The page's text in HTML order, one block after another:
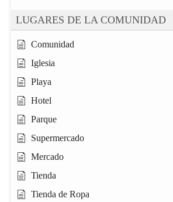
LUGARES DE LA COMUNIDAD
Comunidad
Iglesia
Playa
Hotel
Parque
Supermercado
Mercado
Tienda
Tienda de Ropa